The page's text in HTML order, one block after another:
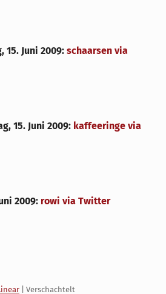
15. Juni 2009: schaarsen via
15. Juni 2009: kaffeeringe via
2009: rowi via Twitter
| Verschachtelt